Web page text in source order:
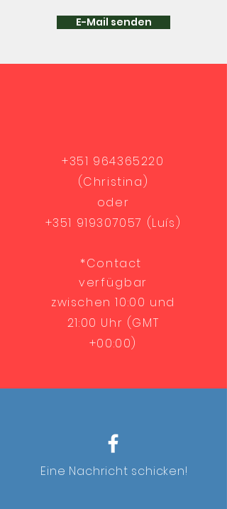
E-Mail senden
+351 964365220
(Christina)
oder
+351 919307057 (Luís)
*Contact
verfügbar
zwischen 10:00 und
21:00 Uhr (GMT
+00:00)
Eine Nachricht schicken!